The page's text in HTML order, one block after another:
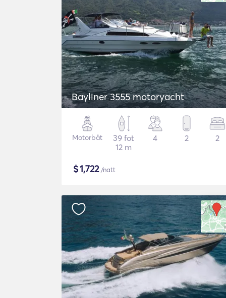
Bayliner 3555 motoryacht
Motorbåt
39 fot
12 m
4 2 2
$1,722/natt